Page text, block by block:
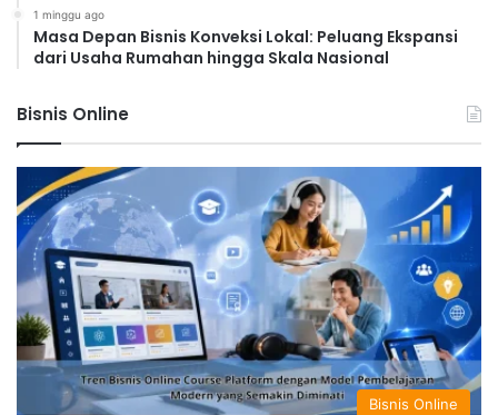
1 minggu ago
Masa Depan Bisnis Konveksi Lokal: Peluang Ekspansi
dari Usaha Rumahan hingga Skala Nasional
Bisnis Online
Bisnis Online